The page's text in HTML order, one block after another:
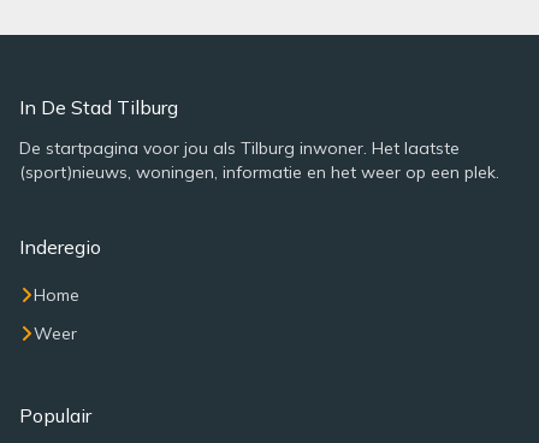
In De Stad Tilburg
De startpagina voor jou als Tilburg inwoner. Het laatste
(sport)nieuws, woningen, informatie en het weer op een plek.
Inderegio
Home
Weer
Populair